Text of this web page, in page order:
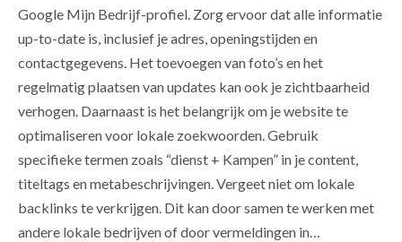
Google Mijn Bedrijf-profiel. Zorg ervoor dat alle informatie
up-to-date is, inclusief je adres, openingstijden en
contactgegevens. Het toevoegen van foto’s en het
regelmatig plaatsen van updates kan ook je zichtbaarheid
verhogen. Daarnaast is het belangrijk om je website te
optimaliseren voor lokale zoekwoorden. Gebruik
specifieke termen zoals “dienst + Kampen” in je content,
titeltags en metabeschrijvingen. Vergeet niet om lokale
backlinks te verkrijgen. Dit kan door samen te werken met
andere lokale bedrijven of door vermeldingen in…